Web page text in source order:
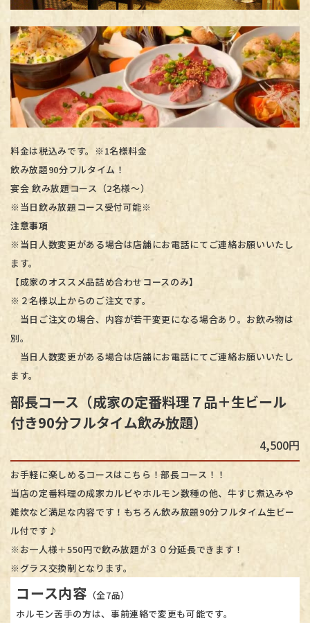
料金は税込みです。※1名様料金
飲み放題90分フルタイム！
宴会 飲み放題コース（2名様～）
​​​​​​​※当日飲み放題コース受付可能※
注意事項
※当日人数変更がある場合は店舗にお電話にてご連絡お願いいたし
ます。
【成家のオススメ品詰め合わせコースのみ】
※２名様以上からのご注文です。
​​​​​​​ 当日ご注文の場合、内容が若干変更になる場合あり。お飲み物は
別。
​​​​​​​ 当日人数変更がある場合は店舗にお電話にてご連絡お願いいたし
ます。
部長コース（成家の定番料理７品＋生ビール
付き90分フルタイム飲み放題）
4,500円
お手軽に楽しめるコースはこちら！部長コース！！
当店の定番料理の成家カルビやホルモン数種の他、牛すじ煮込みや
雑炊など満足な内容です！もちろん飲み放題90分フルタイム生ビー
ル付です♪
※お一人様＋550円で飲み放題が３０分延長できます！
※グラス交換制となります。
コース内容 （全7品）
ホルモン苦手の方は、事前連絡で変更も可能です。